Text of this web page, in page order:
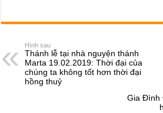
c
e
b
o
ss
e
n
g
at
s
A
p
e
a
d
s
Hình sau
Thánh lễ tại nhà nguyện thánh
Marta 19.02.2019: Thời đại của
chúng ta không tốt hơn thời đại
hồng thuỷ
Gia Đình